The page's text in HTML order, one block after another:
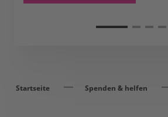
Startseite Spenden & helfen